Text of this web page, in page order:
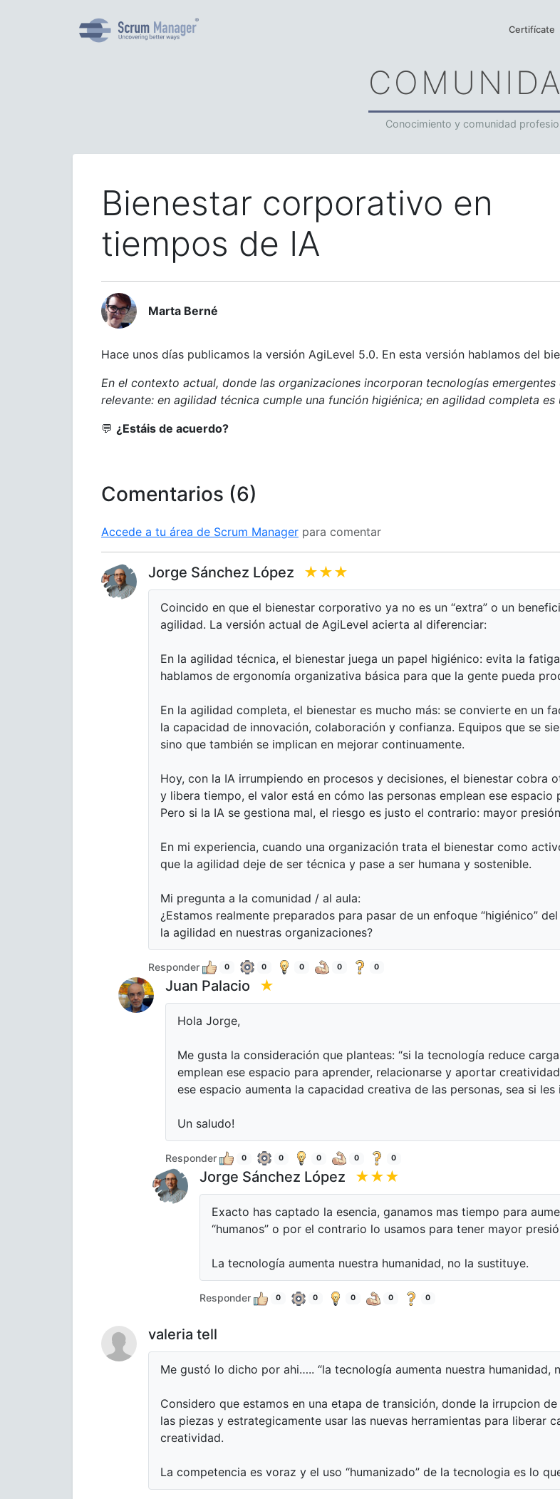
Certifícate
Conocimiento y comunidad
Bienestar corporativo en
tiempos de IA
Marta Berné
Hace unos días publicamos la versión AgiLevel 5.0. En esta versión hablamos del
En el contexto actual, donde las organizaciones incorporan tecnologías
relevante: en agilidad técnica cumple una función higiénica; en agilidad completa
💬 ¿Estáis de acuerdo?
Comentarios (6)
Accede a tu área de Scrum Manager para comentar
Jorge Sánchez López ★★★
Coincido en que el bienestar corporativo ya no es un “extra” o un
agilidad. La versión actual de AgiLevel acierta al diferenciar:
En la agilidad técnica, el bienestar juega un papel higiénico: evita la
hablamos de ergonomía organizativa básica para que la gente pueda
En la agilidad completa, el bienestar es mucho más: se convierte en un
la capacidad de innovación, colaboración y confianza. Equipos que se
sino que también se implican en mejorar continuamente.
Hoy, con la IA irrumpiendo en procesos y decisiones, el bienestar cobra
y libera tiempo, el valor está en cómo las personas emplean ese
Pero si la IA se gestiona mal, el riesgo es justo el contrario: mayor
En mi experiencia, cuando una organización trata el bienestar como
que la agilidad deje de ser técnica y pase a ser humana y sostenible.
Mi pregunta a la comunidad / al aula:
¿Estamos realmente preparados para pasar de un enfoque “higiénico”
la agilidad en nuestras organizaciones?
Responder 0 0 0 0 0
Juan Palacio ★
Hola Jorge,
Me gusta la consideración que planteas: “si la tecnología reduce
emplean ese espacio para aprender, relacionarse y aportar
ese espacio aumenta la capacidad creativa de las personas, sea si les
Un saludo!
Responder 0 0 0 0 0
Jorge Sánchez López ★★★
Exacto has captado la esencia, ganamos mas tiempo para
“humanos” o por el contrario lo usamos para tener mayor
La tecnología aumenta nuestra humanidad, no la sustituye.
Responder 0 0 0 0 0
valeria tell
Me gustó lo dicho por ahi….. “la tecnología aumenta nuestra humanidad,
Considero que estamos en una etapa de transición, donde la irrupcion
las piezas y estrategicamente usar las nuevas herramientas para liberar
creatividad.
La competencia es voraz y el uso “humanizado” de la tecnologia es lo